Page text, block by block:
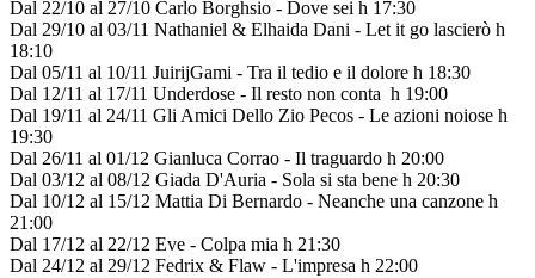
Dal 22/10 al 27/10 Carlo Borghsio - Dove sei h 17:30
Dal 29/10 al 03/11 Nathaniel & Elhaida Dani - Let it go lascierò h
18:10
Dal 05/11 al 10/11 JuirijGami - Tra il tedio e il dolore h 18:30
Dal 12/11 al 17/11 Underdose - Il resto non conta h 19:00
Dal 19/11 al 24/11 Gli Amici Dello Zio Pecos - Le azioni noiose h
19:30
Dal 26/11 al 01/12 Gianluca Corrao - Il traguardo h 20:00
Dal 03/12 al 08/12 Giada D'Auria - Sola si sta bene h 20:30
Dal 10/12 al 15/12 Mattia Di Bernardo - Neanche una canzone h
21:00
Dal 17/12 al 22/12 Eve - Colpa mia h 21:30
Dal 24/12 al 29/12 Fedrix & Flaw - L'impresa h 22:00